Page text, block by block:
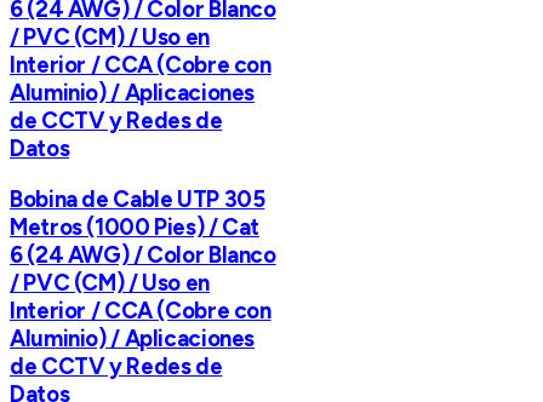
6 (24 AWG) / Color Blanco
/ PVC (CM) / Uso en
Interior / CCA (Cobre con
Aluminio) / Aplicaciones
de CCTV y Redes de
Datos
Bobina de Cable UTP 305
Metros (1000 Pies) / Cat
6 (24 AWG) / Color Blanco
/ PVC (CM) / Uso en
Interior / CCA (Cobre con
Aluminio) / Aplicaciones
de CCTV y Redes de
Datos